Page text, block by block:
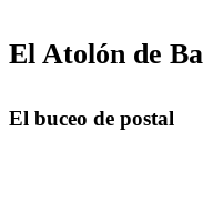
El Atolón de
El buceo de postal